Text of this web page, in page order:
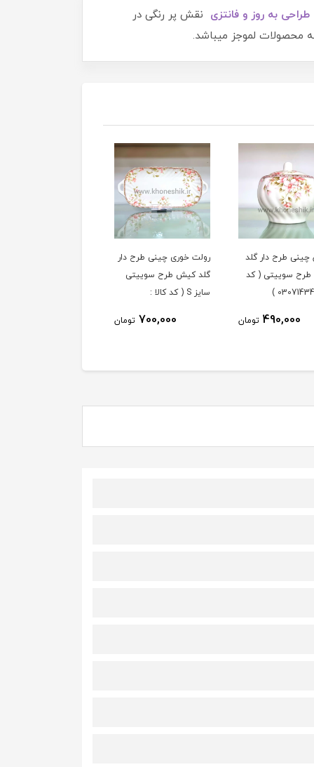
طراحی به روز و فانتزی نقش پر رنگی در
محصولات لموجز میباشد.
چینی طرح دار گلد
سوییتی ( کد
490,000 تومان
رولت خوری چینی طرح دار
گلد کیش طرح سوییتی
سایز S ( کد کالا :
700,000 تومان